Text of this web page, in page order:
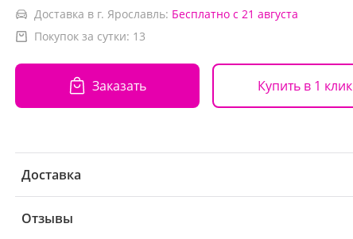
Доставка в г. Ярославль: Бесплатно с 21 августа
Покупок за сутки: 13
Заказать Купить в 1 клик
Доставка
Отзывы